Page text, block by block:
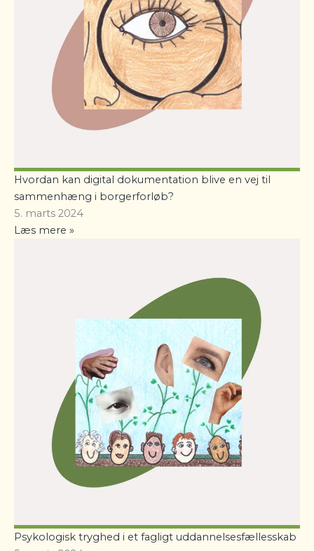
Hvordan kan digital dokumentation blive en vej til
sammenhæng i borgerforløb?
5. marts 2024
Læs mere »
Psykologisk tryghed i et fagligt uddannelsesfællesskab